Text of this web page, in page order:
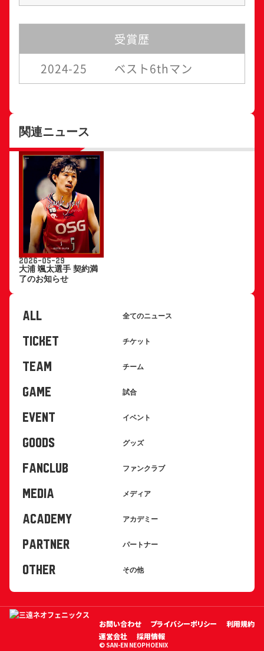
受賞歴
2024-25
ベスト6thマン
関連ニュース
2026-05-29
大浦 颯太選手 契約満
了のお知らせ
ALL 全てのニュース
TICKET チケット
TEAM チーム
GAME 試合
EVENT イベント
GOODS グッズ
FANCLUB ファンクラブ
MEDIA メディア
ACADEMY アカデミー
PARTNER パートナー
OTHER その他
お問い合わせ プライバシーポリシー
利用規約
運営会社
採用情報
© SAN-EN NEOPHOENIX